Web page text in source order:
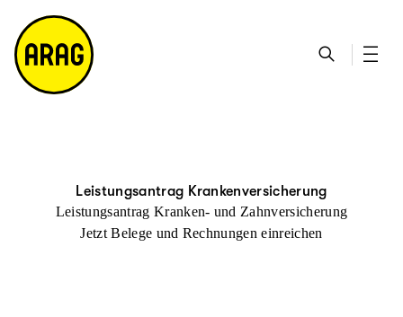
h
e
ta
k
ts
ei
te
e
m
a
p
Leistungsantrag Krankenversicherung
Leistungsantrag Kranken- und Zahnversicherung
Jetzt Belege und Rechnungen einreichen